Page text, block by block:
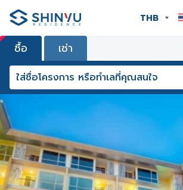
THB
ซื้อ เช่า